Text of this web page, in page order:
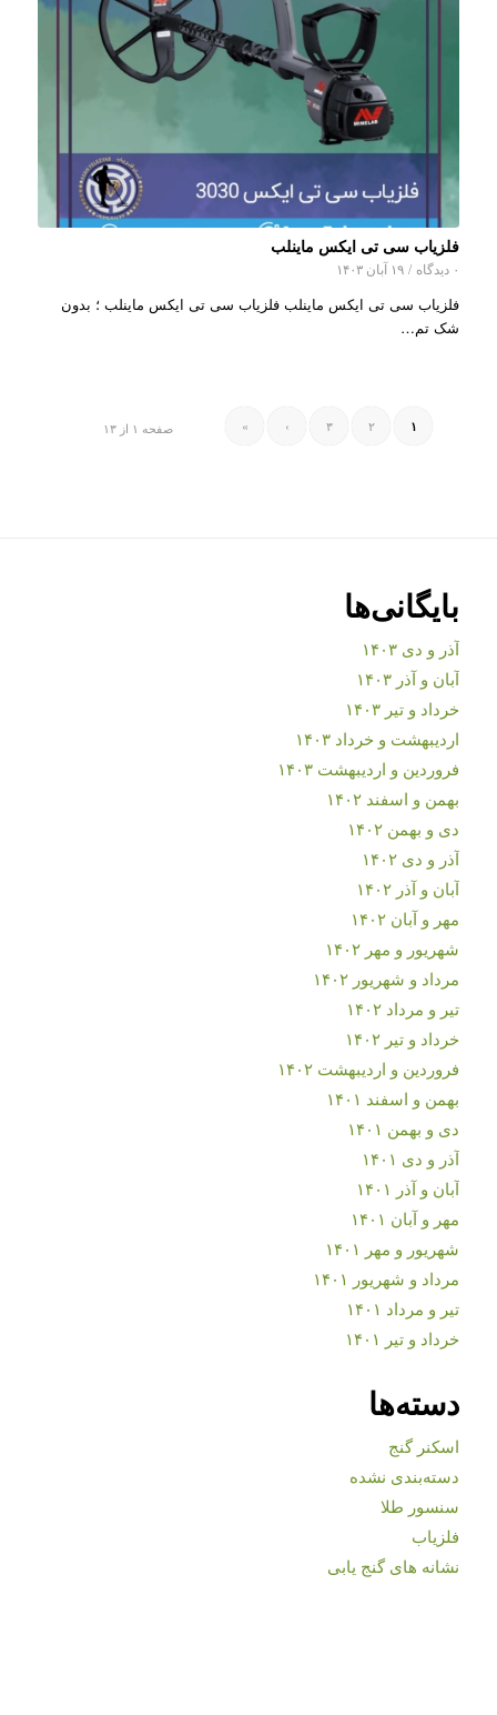
فلزیاب سی تی ایکس ماینلب
۰ دیدگاه / ۱۹ آبان ۱۴۰۳
فلزیاب سی تی ایکس ماینلب فلزیاب سی تی ایکس ماینلب ؛ بدون
شک تم…
صفحه ۱ از ۱۳ ۱ ۲ ۳ ›
»
بایگانی‌ها
آذر و دی ۱۴۰۳
آبان و آذر ۱۴۰۳
خرداد و تیر ۱۴۰۳
اردیبهشت و خرداد ۱۴۰۳
فروردین و اردیبهشت ۱۴۰۳
بهمن و اسفند ۱۴۰۲
دی و بهمن ۱۴۰۲
آذر و دی ۱۴۰۲
آبان و آذر ۱۴۰۲
مهر و آبان ۱۴۰۲
شهریور و مهر ۱۴۰۲
مرداد و شهریور ۱۴۰۲
تیر و مرداد ۱۴۰۲
خرداد و تیر ۱۴۰۲
فروردین و اردیبهشت ۱۴۰۲
بهمن و اسفند ۱۴۰۱
دی و بهمن ۱۴۰۱
آذر و دی ۱۴۰۱
آبان و آذر ۱۴۰۱
مهر و آبان ۱۴۰۱
شهریور و مهر ۱۴۰۱
مرداد و شهریور ۱۴۰۱
تیر و مرداد ۱۴۰۱
خرداد و تیر ۱۴۰۱
دسته‌ها
اسکنر گنج
دسته‌بندی نشده
سنسور طلا
فلزیاب
نشانه های گنج یابی